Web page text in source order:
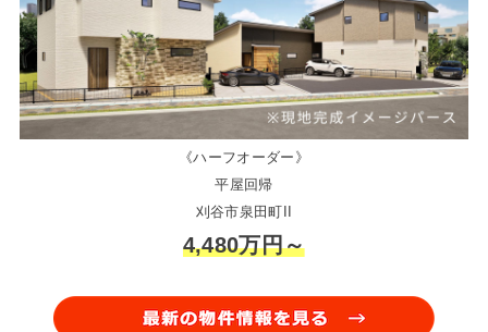
《ハーフオーダー》
平屋回帰
刈谷市泉田町II
4,480万円～